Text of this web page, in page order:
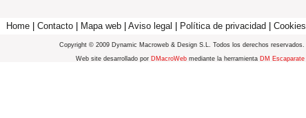
Home Contacto Mapa web Aviso legal Política de privacidad Cookies
Copyright © 2009 Dynamic Macroweb & Design S.L. Todos los derechos reservados.
Web site desarrollado por DMacroWeb mediante la herramienta DM Escaparate